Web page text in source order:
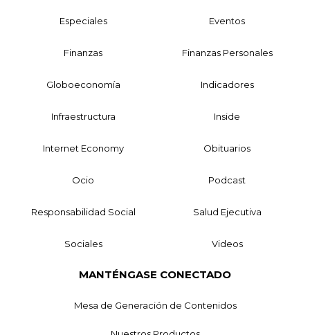
Especiales Eventos
Finanzas Finanzas Personales
Globoeconomía Indicadores
Infraestructura Inside
Internet Economy Obituarios
Ocio Podcast
Responsabilidad Social Salud Ejecutiva
Sociales Videos
MANTÉNGASE CONECTADO
Mesa de Generación de Contenidos